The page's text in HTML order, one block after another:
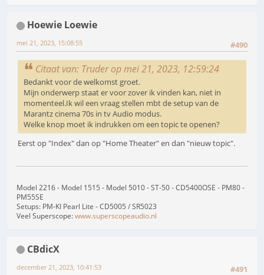
Hoewie Loewie
#490
mei 21, 2023, 15:08:55
Citaat van: Truder op mei 21, 2023, 12:59:24
Bedankt voor de welkomst groet.
Mijn onderwerp staat er voor zover ik vinden kan, niet in
momenteel.Ik wil een vraag stellen mbt de setup van de
Marantz cinema 70s in tv Audio modus.
Welke knop moet ik indrukken om een topic te openen?
Eerst op "Index" dan op "Home Theater" en dan "nieuw topic".
Model 2216 - Model 1515 - Model 5010 - ST-50 - CD5400OSE - PM80 -
PM55SE
Setups: PM-KI Pearl Lite - CD5005 / SR5023
Veel Superscope:www.superscopeaudio.nl
CBdicX
#491
december 21, 2023, 10:41:53